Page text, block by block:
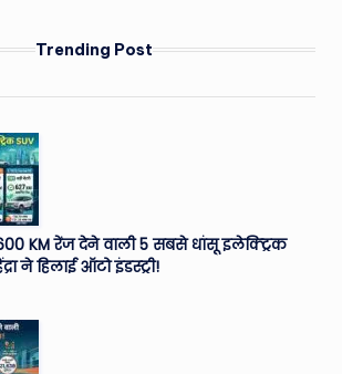
Trending Post
KM रेंज देने वाली 5 सबसे धांसू इलेक्ट्रिक
ने हिलाई ऑटो इंडस्ट्री!